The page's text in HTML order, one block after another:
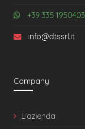
+39 335 1950403
info@dtssrl.it
Company
L'azienda